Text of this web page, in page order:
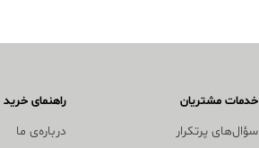
خدمات مشتریان
سؤال‌های پرتکرار
راهنمای خرید
درباره‌ی ما